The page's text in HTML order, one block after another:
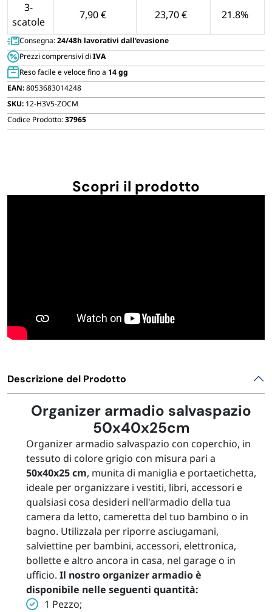
3-
scatole
7,90 € 23,70 € 21.8%
Consegna:24/48h lavorativi dall'evasione
Prezzi comprensivi di IVA
Reso facile e veloce fino a 14 gg
EAN:8053683014248
SKU: 12-H3V5-ZOCM
Codice Prodotto:37965
Scopri il prodotto
Descrizione del Prodotto
Organizer armadio salvaspazio
50x40x25cm
Organizer armadio salvaspazio con coperchio, in
tessuto di colore grigio con misura pari a
50x40x25 cm, munita di maniglia e portaetichetta,
ideale per organizzare i vestiti, libri, accessori e
qualsiasi cosa desideri nell'armadio della tua
camera da letto, cameretta del tuo bambino o in
bagno. Utilizzala per riporre asciugamani,
salviettine per bambini, accessori, elettronica,
bollette e altro ancora in casa, nel garage o in
ufficio. Il nostro organizer armadio è
disponibile nelle seguenti quantità:
1 Pezzo;